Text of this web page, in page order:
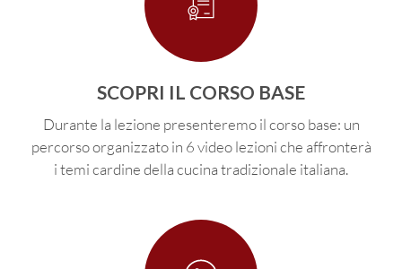
SCOPRI IL CORSO BASE
Durante la lezione presenteremo il corso base: un
percorso organizzato in 6 video lezioni che affronterà
i temi cardine della cucina tradizionale italiana.